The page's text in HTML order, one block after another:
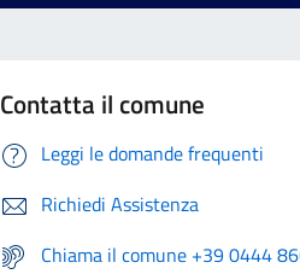
Contatta il comune
Leggi le domande frequenti
Richiedi Assistenza
Chiama il comune +39 0444